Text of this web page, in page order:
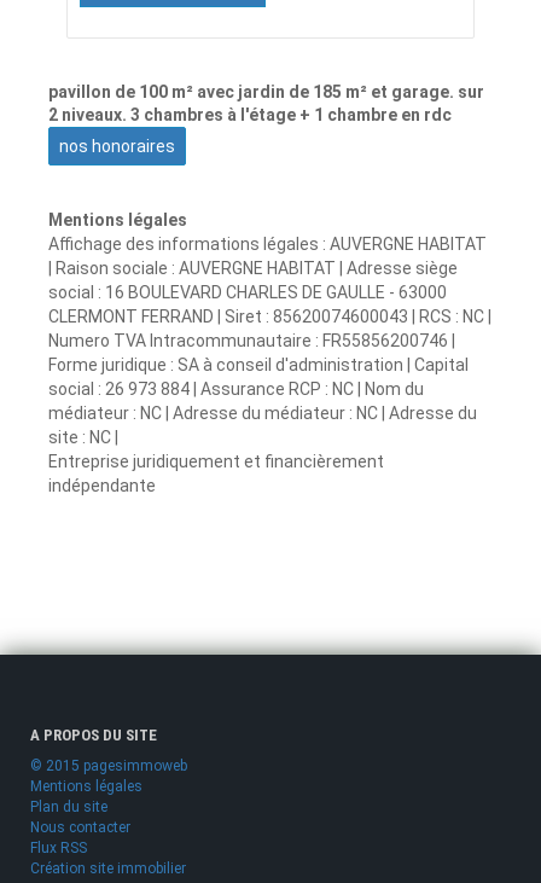
pavillon de 100 m² avec jardin de 185 m² et garage. sur
2 niveaux. 3 chambres à l'étage + 1 chambre en rdc
nos honoraires
Mentions légales
Affichage des informations légales : AUVERGNE HABITAT
| Raison sociale : AUVERGNE HABITAT | Adresse siège
social : 16 BOULEVARD CHARLES DE GAULLE - 63000
CLERMONT FERRAND | Siret : 85620074600043 | RCS : NC |
Numero TVA Intracommunautaire : FR55856200746 |
Forme juridique : SA à conseil d'administration | Capital
social : 26 973 884 | Assurance RCP : NC | Nom du
médiateur : NC | Adresse du médiateur : NC | Adresse du
site : NC |
Entreprise juridiquement et financièrement
indépendante
A PROPOS DU SITE
© 2015 pagesimmoweb
Mentions légales
Plan du site
Nous contacter
Flux RSS
Création site immobilier